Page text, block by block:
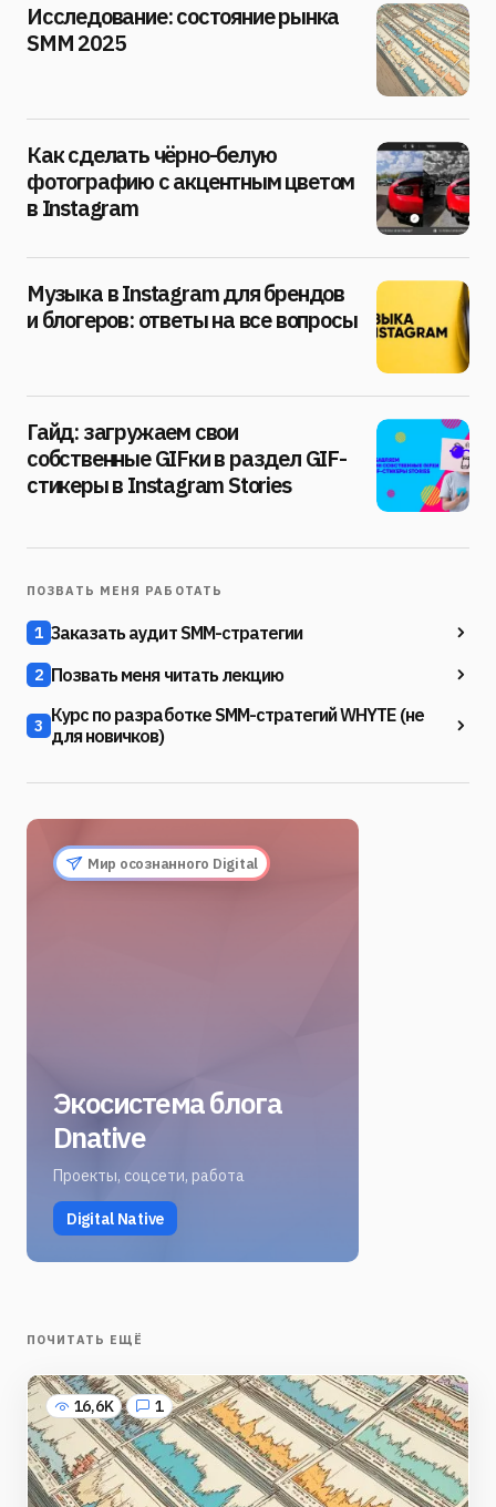
Исследование: состояние рынка
SMM 2025
Как сделать чёрно-белую
фотографию с акцентным цветом
в Instagram
Музыка в Instagram для брендов
и блогеров: ответы на все вопросы
Гайд: загружаем свои
собственные GIFки в раздел GIF-
стикеры в Instagram Stories
ПОЗВАТЬ МЕНЯ РАБОТАТЬ
1 Заказать аудит SMM-стратегии
2 Позвать меня читать лекцию
3 Курс по разработке SMM-стратегий WHYTE (не
для новичков)
Мир осознанного Digital
Экосистема блога
Dnative
Проекты, соцсети, работа
Digital Native
ПОЧИТАТЬ ЕЩЁ
16,6K 1